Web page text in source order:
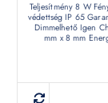
Teljesítmény 8 W
védettség IP 65
Dimmelhető Igen
mm x 8 mm